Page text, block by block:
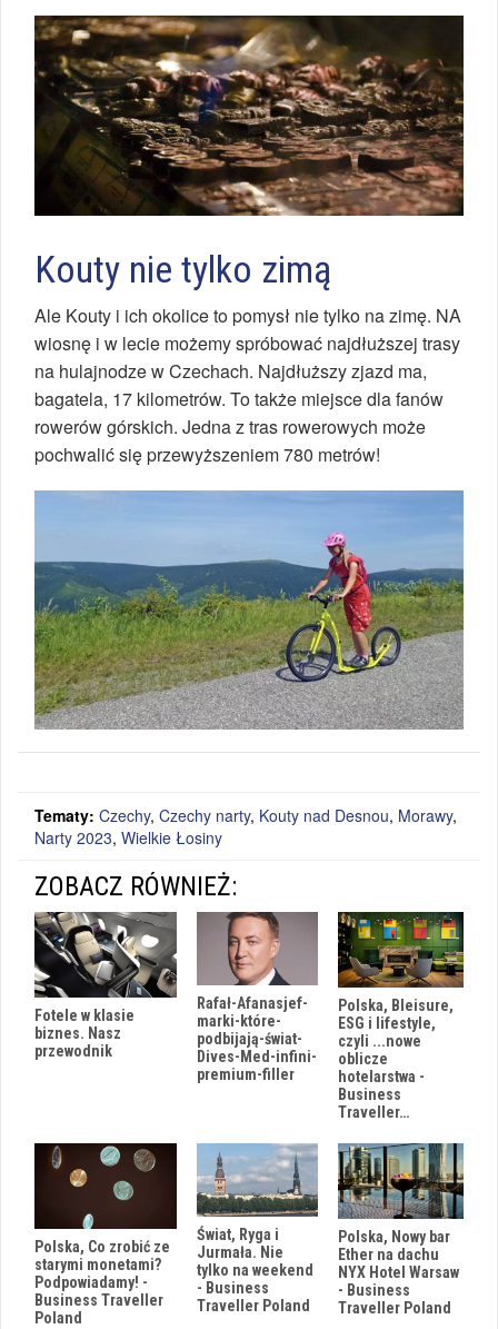
Kouty nie tylko zimą
Ale Kouty i ich okolice to pomysł nie tylko na zimę. NA
wiosnę i w lecie możemy spróbować najdłuższej trasy
na hulajnodze w Czechach. Najdłuższy zjazd ma,
bagatela, 17 kilometrów. To także miejsce dla fanów
rowerów górskich. Jedna z tras rowerowych może
pochwalić się przewyższeniem 780 metrów!
Tematy: Czechy, Czechy narty, Kouty nad Desnou, Morawy,
Narty 2023, Wielkie Łosiny
ZOBACZ RÓWNIEŻ:
Fotele w klasie
biznes. Nasz
przewodnik
Rafał-Afanasjef-
marki-które-
podbijają-świat-
Dives-Med-infini-
premium-filler
Polska, Bleisure,
ESG i lifestyle,
czyli ...nowe
oblicze
hotelarstwa -
Business
Traveller…
Polska, Co zrobić ze
starymi monetami?
Podpowiadamy! -
Business Traveller
Poland
Świat, Ryga i
Jurmała. Nie
tylko na weekend
- Business
Traveller Poland
Polska, Nowy bar
Ether na dachu
NYX Hotel Warsaw
- Business
Traveller Poland